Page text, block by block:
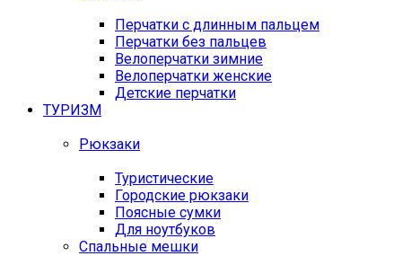
Перчатки с длинным пальцем
Перчатки без пальцев
Велоперчатки зимние
Велоперчатки женские
Детские перчатки
ТУРИЗМ
Рюкзаки
Туристические
Городские рюкзаки
Поясные сумки
Для ноутбуков
Спальные мешки